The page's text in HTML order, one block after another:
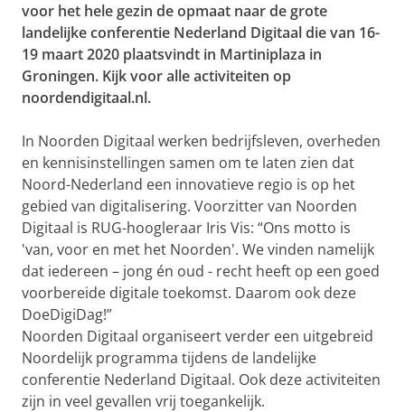
voor het hele gezin de opmaat naar de grote
landelijke conferentie Nederland Digitaal die van 16-
19 maart 2020 plaatsvindt in Martiniplaza in
Groningen. Kijk voor alle activiteiten op
noordendigitaal.nl.
In Noorden Digitaal werken bedrijfsleven, overheden
en kennisinstellingen samen om te laten zien dat
Noord-Nederland een innovatieve regio is op het
gebied van digitalisering. Voorzitter van Noorden
Digitaal is RUG-hoogleraar Iris Vis: “Ons motto is
'van, voor en met het Noorden'. We vinden namelijk
dat iedereen – jong én oud - recht heeft op een goed
voorbereide digitale toekomst. Daarom ook deze
DoeDigiDag!”
Noorden Digitaal organiseert verder een uitgebreid
Noordelijk programma tijdens de landelijke
conferentie Nederland Digitaal. Ook deze activiteiten
zijn in veel gevallen vrij toegankelijk.